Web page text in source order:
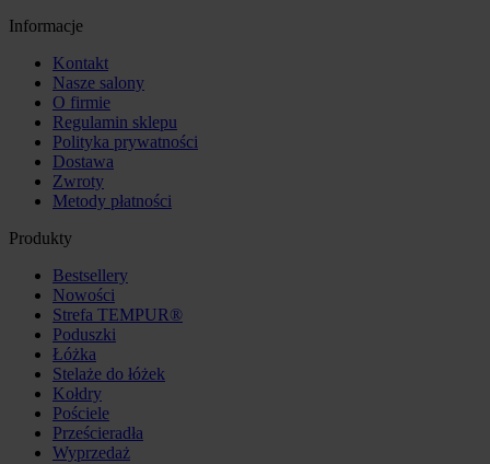
Informacje
Kontakt
Nasze salony
O firmie
Regulamin sklepu
Polityka prywatności
Dostawa
Zwroty
Metody płatności
Produkty
Bestsellery
Nowości
Strefa TEMPUR®
Poduszki
Łóżka
Stelaże do łóżek
Kołdry
Pościele
Prześcieradła
Wyprzedaż